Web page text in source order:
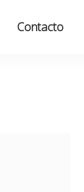
Contacto